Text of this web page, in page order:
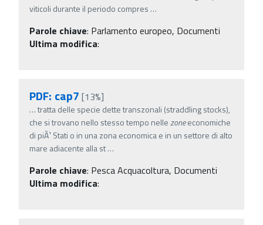
viticoli durante il periodo compres …
Parole chiave: Parlamento europeo, Documenti
Ultima modifica:
PDF: cap7 [13%]
…tratta delle specie dette transzonali (straddling stocks),
che si trovano nello stesso tempo nellezoneeconomiche
di piÃ¹ Stati o in una zona economica e in un settore di alto
mare adiacente alla st…
Parole chiave: Pesca Acquacoltura, Documenti
Ultima modifica: